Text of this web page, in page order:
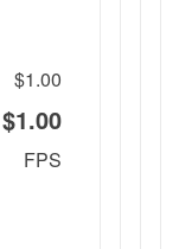
$1.00
$1.00
FPS